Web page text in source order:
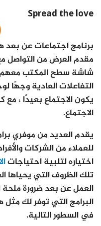
Spread the love
برنامج اجتماعات عن
مقدم العرض من التواصل
شاشة سطح المكتب معهم
التفاعلات العادية وجهًا
يكون الاجتماع بعيدًا ،
الاجتماع.
يقدم العديد من موفري
للعملاء من الشركات
اختياره لتلبية احتياجات
تلك الظروف التي يحياها
العمل عن بعد ضرورة ملحة
البرامج التي توفر لك مثل
في السطور التالية.